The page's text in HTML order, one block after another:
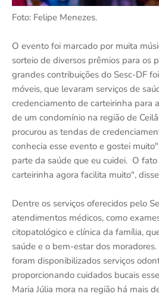
Foto: Felipe Menezes.
O evento foi marcado por muita
sorteio de diversos prêmios para os
grandes contribuições do Sesc-DF
móveis, que levaram serviços de
credenciamento de carteirinha para
de um condomínio na região de
procurou as tendas de
conhecia esse evento e gostei
parte da saúde que eu cuidei. O
carteirinha agora facilita muito",
Dentre os serviços oferecidos pelo
atendimentos médicos, como
citopatológico e clínica da família,
saúde e o bem-estar dos
foram disponibilizados serviços
proporcionando cuidados bucais
Maria Júlia mora na região há mais